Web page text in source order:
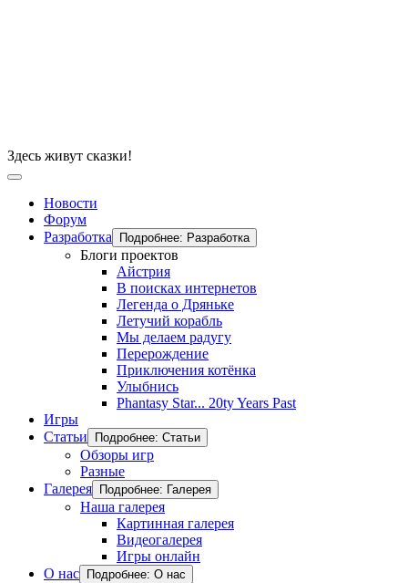
Здесь живут сказки!
Новости
Форум
Разработка
Подробнее: Разработка
Блоги проектов
Айстрия
В поисках интернетов
Легенда о Дряньке
Летучий корабль
Мы делаем радугу
Перерождение
Приключения котёнка
Улыбнись
Phantasy Star... 20ty Years Past
Игры
Статьи
Подробнее: Статьи
Обзоры игр
Разные
Галерея
Подробнее: Галерея
Наша галерея
Картинная галерея
Видеогалерея
Игры онлайн
О нас
Подробнее: О нас